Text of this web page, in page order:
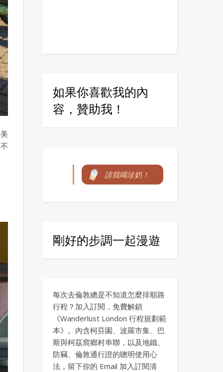
如果你喜歡我的內
容，贊助我！
請我喝珍奶！
剛好的步調一起漫遊
每次去倫敦總是不知道怎麼排順路
行程？加入訂閱，免費解鎖
《Wanderlust London 行程規劃範
本》。內含柯芬園、波羅市集、巴
斯與柯茲窩鄉村串聯，以及地鐵、
防竊、倫敦通行證的聰明使用心
法，留下你的 Email 加入訂閱清